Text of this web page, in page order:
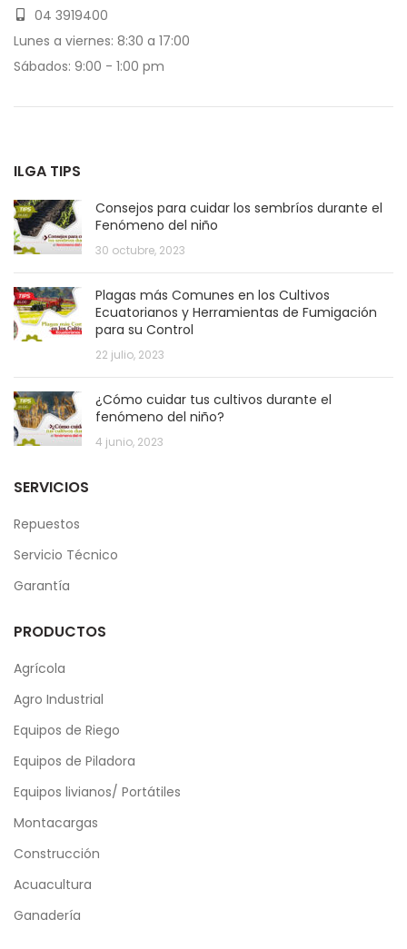
04 3919400
Lunes a viernes: 8:30 a 17:00
Sábados: 9:00 - 1:00 pm
ILGA TIPS
Consejos para cuidar los sembríos durante el
Fenómeno del niño
30 octubre, 2023
Plagas más Comunes en los Cultivos
Ecuatorianos y Herramientas de Fumigación
para su Control
22 julio, 2023
¿Cómo cuidar tus cultivos durante el
fenómeno del niño?
4 junio, 2023
SERVICIOS
Repuestos
Servicio Técnico
Garantía
PRODUCTOS
Agrícola
Agro Industrial
Equipos de Riego
Equipos de Piladora
Equipos livianos/ Portátiles
Montacargas
Construcción
Acuacultura
Ganadería